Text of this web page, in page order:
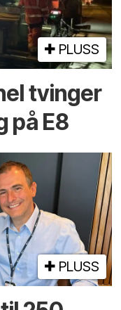
PLUSS
tvinger
på E8
PLUSS